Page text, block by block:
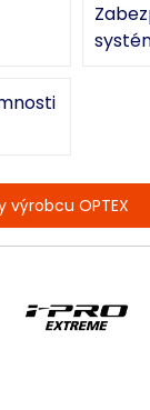
výrobcu OPTEX